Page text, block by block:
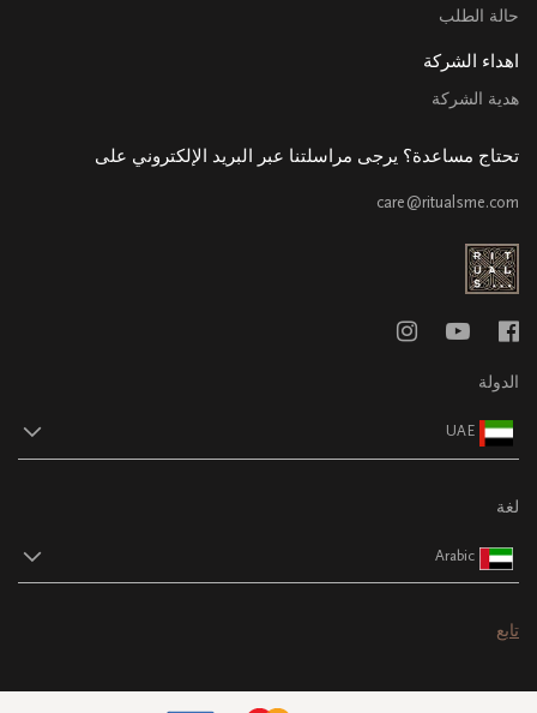
حالة الطلب
اهداء الشركة
هدية الشركة
تحتاج مساعدة؟ يرجى مراسلتنا عبر البريد الإلكتروني على
care@ritualsme.com
الدولة
UAE
لغة
Arabic
تابع